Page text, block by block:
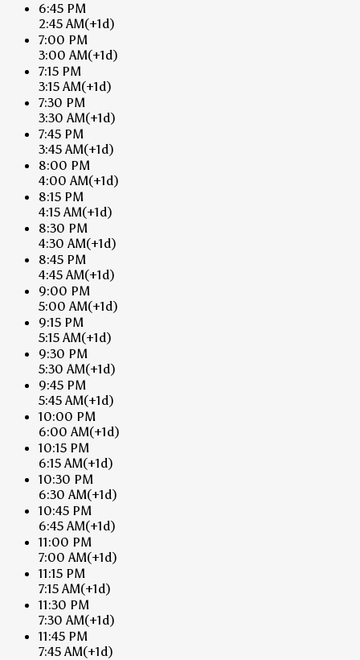
6:45 PM
2:45 AM(+1d)
7:00 PM
3:00 AM(+1d)
7:15 PM
3:15 AM(+1d)
7:30 PM
3:30 AM(+1d)
7:45 PM
3:45 AM(+1d)
8:00 PM
4:00 AM(+1d)
8:15 PM
4:15 AM(+1d)
8:30 PM
4:30 AM(+1d)
8:45 PM
4:45 AM(+1d)
9:00 PM
5:00 AM(+1d)
9:15 PM
5:15 AM(+1d)
9:30 PM
5:30 AM(+1d)
9:45 PM
5:45 AM(+1d)
10:00 PM
6:00 AM(+1d)
10:15 PM
6:15 AM(+1d)
10:30 PM
6:30 AM(+1d)
10:45 PM
6:45 AM(+1d)
11:00 PM
7:00 AM(+1d)
11:15 PM
7:15 AM(+1d)
11:30 PM
7:30 AM(+1d)
11:45 PM
7:45 AM(+1d)